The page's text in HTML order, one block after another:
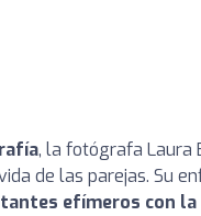
, la fotógrafa Laura
de las parejas. Su
efímeros con la